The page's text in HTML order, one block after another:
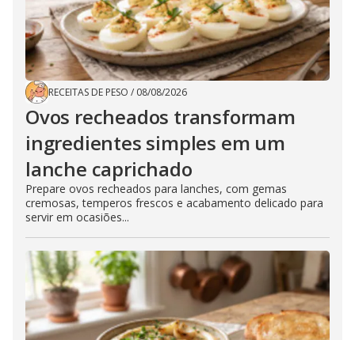
RECEITAS DE PESO / 08/08/2026
Ovos recheados transformam
ingredientes simples em um
lanche caprichado
Prepare ovos recheados para lanches, com gemas
cremosas, temperos frescos e acabamento delicado para
servir em ocasiões...